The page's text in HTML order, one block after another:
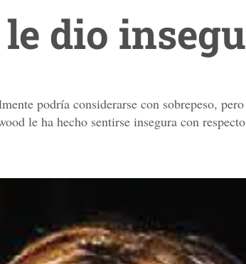
dio
podría considerarse con sobrepeso,
le ha hecho sentirse insegura con